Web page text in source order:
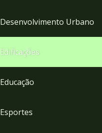
Desenvolvimento Urbano
Edificações
Educação
Esportes